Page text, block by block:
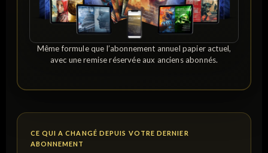
Même formule que l’abonnement annuel papier actuel,
avec une remise réservée aux anciens abonnés.
CE QUI A CHANGÉ DEPUIS VOTRE DERNIER
ABONNEMENT